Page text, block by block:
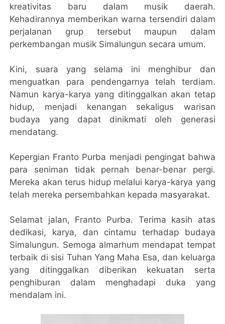
kreativitas baru dalam musik daerah.
Kehadirannya memberikan warna tersendiri dalam
perjalanan grup tersebut maupun dalam
perkembangan musik Simalungun secara umum.
Kini, suara yang selama ini menghibur dan
menguatkan para pendengarnya telah terdiam.
Namun karya-karya yang ditinggalkan akan tetap
hidup, menjadi kenangan sekaligus warisan
budaya yang dapat dinikmati oleh generasi
mendatang.
Kepergian Franto Purba menjadi pengingat bahwa
para seniman tidak pernah benar-benar pergi.
Mereka akan terus hidup melalui karya-karya yang
telah mereka persembahkan kepada masyarakat.
Selamat jalan, Franto Purba. Terima kasih atas
dedikasi, karya, dan cintamu terhadap budaya
Simalungun. Semoga almarhum mendapat tempat
terbaik di sisi Tuhan Yang Maha Esa, dan keluarga
yang ditinggalkan diberikan kekuatan serta
penghiburan dalam menghadapi duka yang
mendalam ini.